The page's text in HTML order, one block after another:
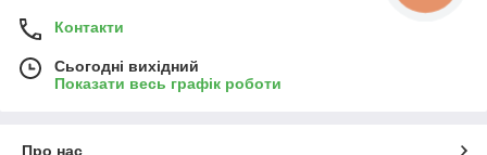
Контакти
Сьогодні вихідний
Показати весь графік роботи
Про нас